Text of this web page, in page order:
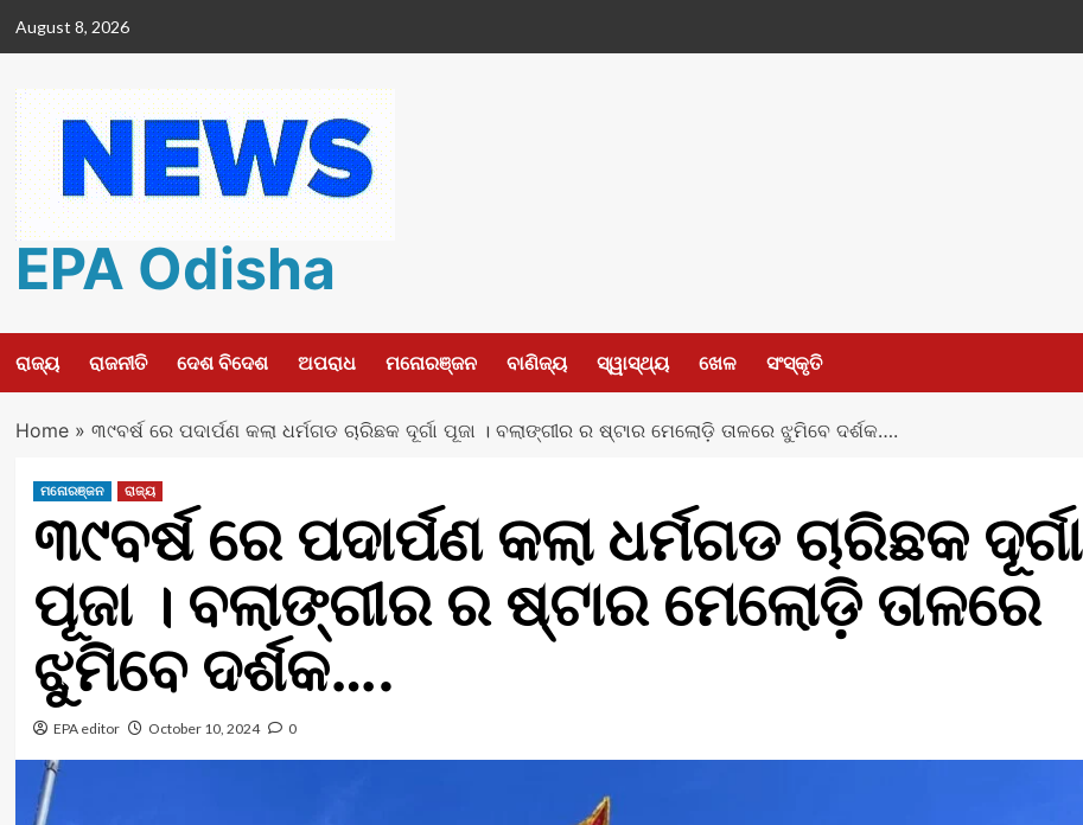
August 8, 2026
EPA Odisha
ରାଜ୍ୟ ରାଜନୀତି ଦେଶ ବିଦେଶ ଅପରାଧ ମନୋରଞ୍ଜନ ବାଣିଜ୍ୟ ସ୍ୱାସ୍ଥ୍ୟ ଖେଳ ସଂସ୍କୃତି
Home» ୩୯ବର୍ଷ ରେ ପଦାର୍ପଣ କଲା ଧର୍ମଗଡ ଚାରିଛକ ଦୂର୍ଗା ପୂଜା । ବଲାଙ୍ଗୀର ର ଷ୍ଟାର ମେଲୋଡ଼ି ତାଳରେ ଝୁମିବେ ଦର୍ଶକ….
ମନୋରଞ୍ଜନ ରାଜ୍ୟ
୩୯ବର୍ଷ ରେ ପଦାର୍ପଣ କଲା ଧର୍ମଗଡ ଚାରିଛକ ଦୂର୍ଗା
ପୂଜା । ବଲାଙ୍ଗୀର ର ଷ୍ଟାର ମେଲୋଡ଼ି ତାଳରେ
ଝୁମିବେ ଦର୍ଶକ….
EPA editor October 10, 2024 0